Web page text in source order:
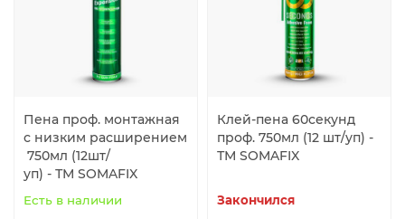
Пена проф. монтажная
с низким расширением
750мл (12шт/
уп) - ТМ SOMAFIX
Есть в наличии
Клей-пена 60секунд
проф. 750мл (12 шт/уп) -
ТМ SOMAFIX
Закончился